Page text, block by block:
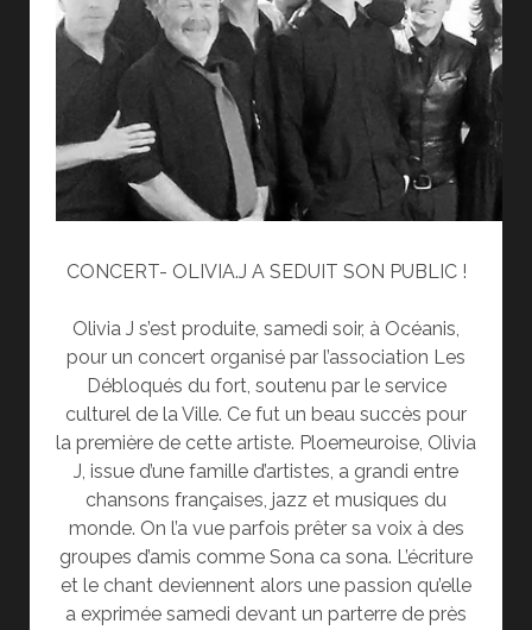
CONCERT- OLIVIA.J A SEDUIT SON PUBLIC !
Olivia J s’est produite, samedi soir, à Océanis,
pour un concert organisé par l’association Les
Débloqués du fort, soutenu par le service
culturel de la Ville. Ce fut un beau succès pour
la première de cette artiste. Ploemeuroise, Olivia
J, issue d’une famille d’artistes, a grandi entre
chansons françaises, jazz et musiques du
monde. On l’a vue parfois prêter sa voix à des
groupes d’amis comme Sona ca sona. L’écriture
et le chant deviennent alors une passion qu’elle
a exprimée samedi devant un parterre de près